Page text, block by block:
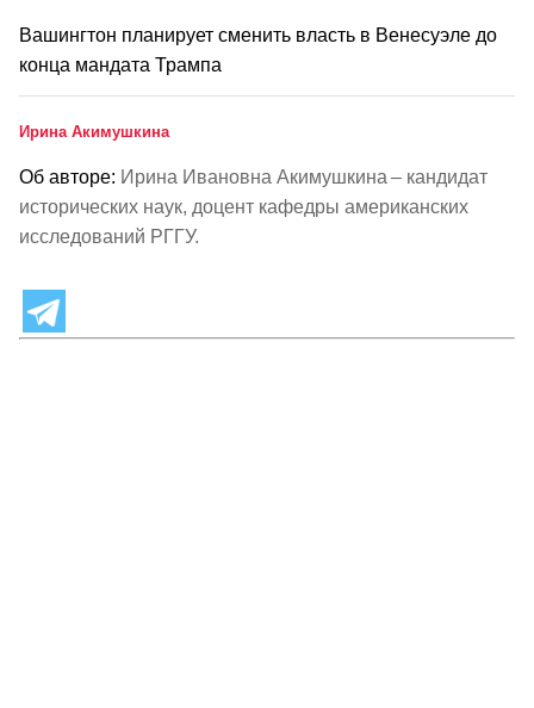
Вашингтон планирует сменить власть в Венесуэле до
конца мандата Трампа
Ирина Акимушкина
Об авторе: Ирина Ивановна Акимушкина – кандидат
исторических наук, доцент кафедры американских
исследований РГГУ.